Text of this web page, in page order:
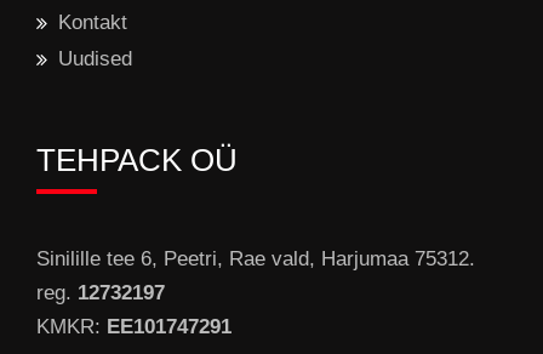
Kontakt
Uudised
TEHPACK OÜ
Sinilille tee 6, Peetri, Rae vald, Harjumaa 75312.
reg. 12732197
KMKR: EE101747291